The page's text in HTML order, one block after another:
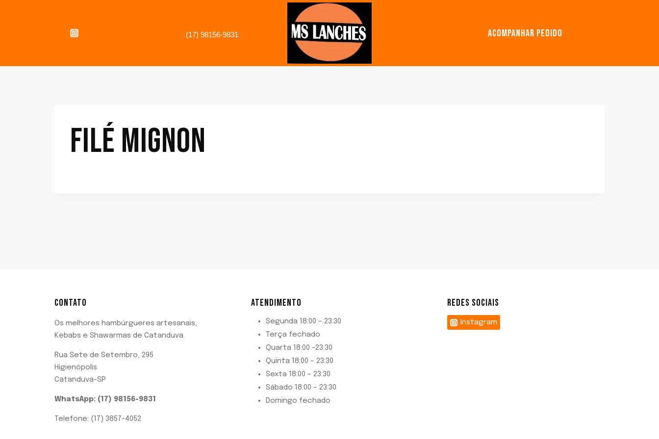
(17) 98156-9831 ACOMPANHAR PEDIDO
FILÉ MIGNON
CONTATO
Os melhores hambúrgueres artesanais,
Kebabs e Shawarmas de Catanduva.
Rua Sete de Setembro, 295
Higienópolis
Catanduva-SP
WhatsApp: (17) 98156-9831
Telefone: (17) 3857-4052
ATENDIMENTO
Segunda 18:00 – 23:30
Terça fechado
Quarta 18:00 -23:30
Quinta 18:00 – 23:30
Sexta 18:00 – 23:30
Sábado 18:00 – 23:30
Domingo fechado
REDES SOCIAIS
Instagram